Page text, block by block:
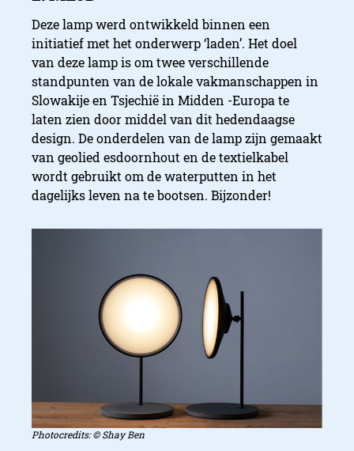
Deze lamp werd ontwikkeld binnen een
initiatief met het onderwerp ‘laden’. Het doel
van deze lamp is om twee verschillende
standpunten van de lokale vakmanschappen in
Slowakije en Tsjechië in Midden -Europa te
laten zien door middel van dit hedendaagse
design. De onderdelen van de lamp zijn gemaakt
van geolied esdoornhout en de textielkabel
wordt gebruikt om de waterputten in het
dagelijks leven na te bootsen. Bijzonder!
Photocredits: © Shay Ben